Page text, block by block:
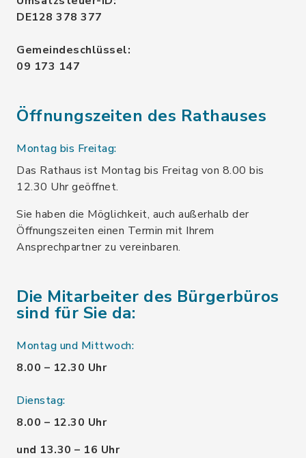
DE128 378 377
Gemeindeschlüssel:
09 173 147
Öffnungszeiten des Rathauses
Montag bis Freitag:
Das Rathaus ist Montag bis Freitag von 8.00 bis
12.30 Uhr geöffnet.
Sie haben die Möglichkeit, auch außerhalb der
Öffnungszeiten einen Termin mit Ihrem
Ansprechpartner zu vereinbaren.
Die Mitarbeiter des Bürgerbüros
sind für Sie da:
Montag und Mittwoch:
8.00 – 12.30 Uhr
Dienstag:
8.00 – 12.30 Uhr
und 13.30 – 16 Uhr